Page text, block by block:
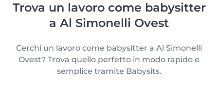
Trova un lavoro come babysitter
a Al Simonelli Ovest
Cerchi un lavoro come babysitter a Al Simonelli
Ovest? Trova quello perfetto in modo rapido e
semplice tramite Babysits.